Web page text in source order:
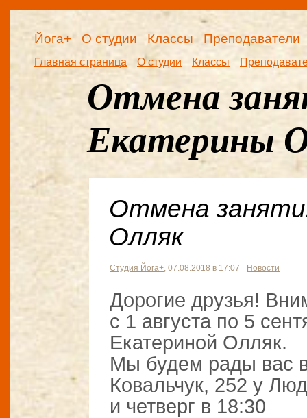
Йога+ О студии Классы Преподаватели
Главная страница О студии Классы
Отмена
Екатерины
Отмена
Олляк
Студия Йога+ , 07.08.2018 в 17:07 Новости
Дорогие друзья!
с 1 августа по 5
Екатериной Олляк.
Мы будем рады вас
Ковальчук, 252 у
и четверг в 18:30